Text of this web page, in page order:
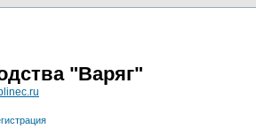
"Варяг"